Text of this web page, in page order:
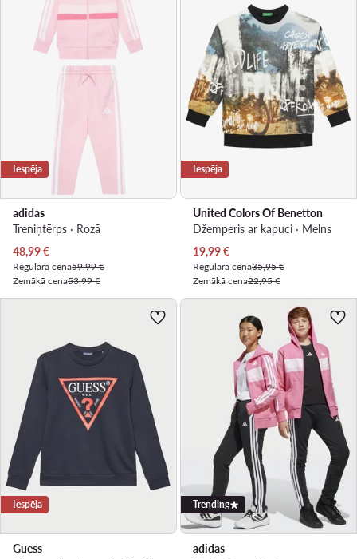
Iespēja
adidas
Treniņtērps · Rozā
Pašreizējā cena
48,99€
Regulārā cena59,99 €
Zemākā cena53,99 €
Iespēja
United Colors Of Benetton
Džemperis ar kapuci · Melns
Pašreizējā cena
19,99€
Regulārā cena35,95 €
Zemākā cena22,95 €
Iespēja
Guess
Trending
adidas